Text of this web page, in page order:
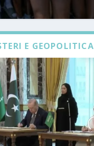
E GEOPOLITICA